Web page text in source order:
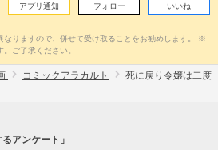
アプリ通知 フォロー いいね
りますので、併せて受け取ることをお勧めします。 ※
ご了承ください。
コミックアラカルト
死に戻り令嬢は二度
アンケート」